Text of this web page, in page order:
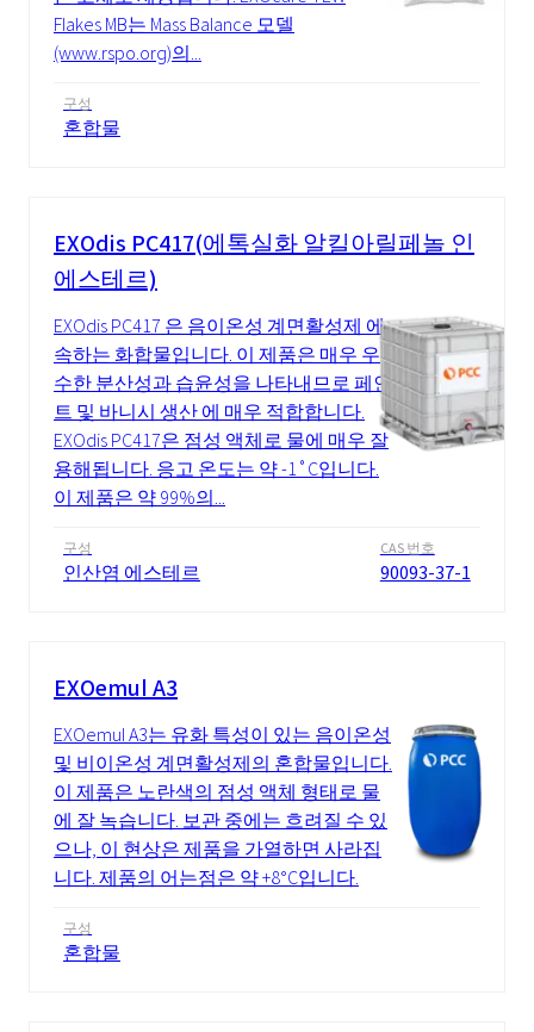
Flakes MB는 Mass Balance 모델
(www.rspo.org)의...
구성
혼합물
EXOdis PC417(에톡실화 알킬아릴페놀 인
에스테르)
EXOdis PC417 은 음이온성 계면활성제 에
속하는 화합물입니다. 이 제품은 매우 우
수한 분산성과 습윤성을 나타내므로 페인
트 및 바니시 생산 에 매우 적합합니다.
EXOdis PC417은 점성 액체로 물에 매우 잘
용해됩니다. 응고 온도는 약 -1˚C입니다.
이 제품은 약 99%의...
구성
인산염 에스테르
CAS 번호
90093-37-1
EXOemul A3
EXOemul A3는 유화 특성이 있는 음이온성
및 비이온성 계면활성제의 혼합물입니다.
이 제품은 노란색의 점성 액체 형태로 물
에 잘 녹습니다. 보관 중에는 흐려질 수 있
으나, 이 현상은 제품을 가열하면 사라집
니다. 제품의 어는점은 약 +8°C입니다.
구성
혼합물